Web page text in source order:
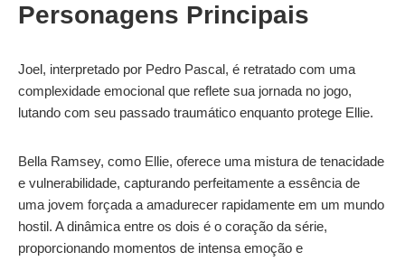
Personagens Principais
Joel, interpretado por Pedro Pascal, é retratado com uma
complexidade emocional que reflete sua jornada no jogo,
lutando com seu passado traumático enquanto protege Ellie.
Bella Ramsey, como Ellie, oferece uma mistura de tenacidade
e vulnerabilidade, capturando perfeitamente a essência de
uma jovem forçada a amadurecer rapidamente em um mundo
hostil. A dinâmica entre os dois é o coração da série,
proporcionando momentos de intensa emoção e